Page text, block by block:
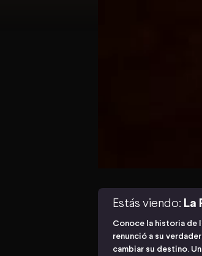
Estás viendo: La
Conoce la historia de
renunció a su
cambiar su destino.